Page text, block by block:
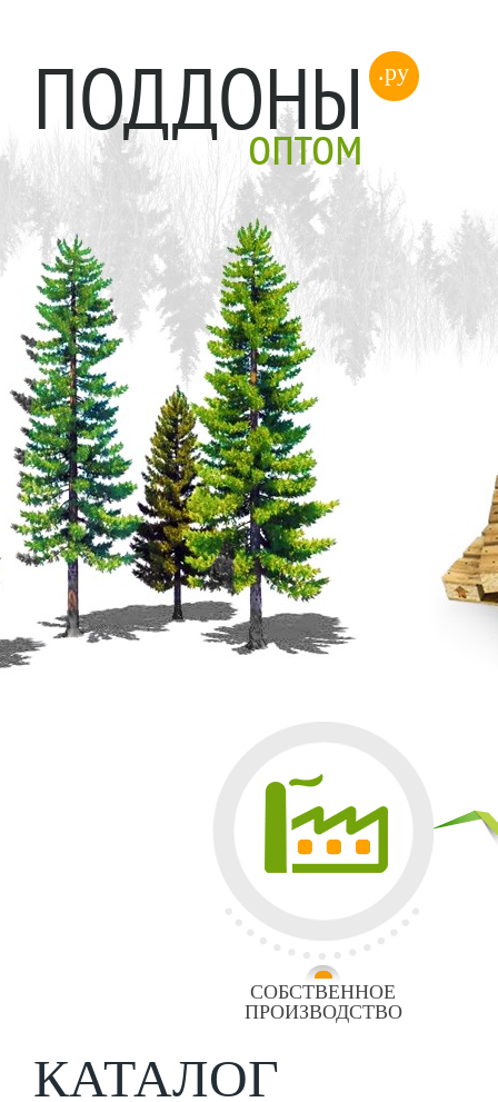
ПОДДОНЫ
оптом
.ру
СОБСТВЕННОЕ
ПРОИЗВОДСТВО
КАТАЛОГ